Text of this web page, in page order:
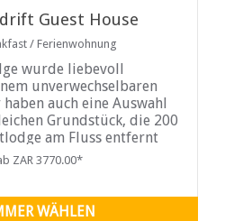
Guest House
/ Ferienwohnung
wurde liebevoll
unverwechselbaren
auch eine Auswahl
Grundstück, die 200
am Fluss entfernt
...
ZAR 3770.00*
WÄHLEN